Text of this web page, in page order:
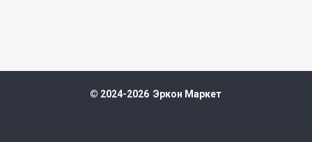
© 2024-2026 Эркон Маркет